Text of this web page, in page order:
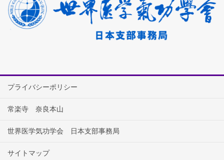
プライバシーポリシー
常楽寺 奈良本山
世界医学気功学会 日本支部事務局
サイトマップ